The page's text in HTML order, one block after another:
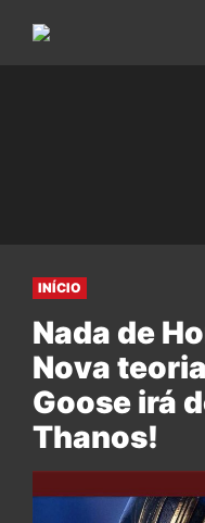
INÍCIO
Nada de
Nova
Goose irá
Thanos!